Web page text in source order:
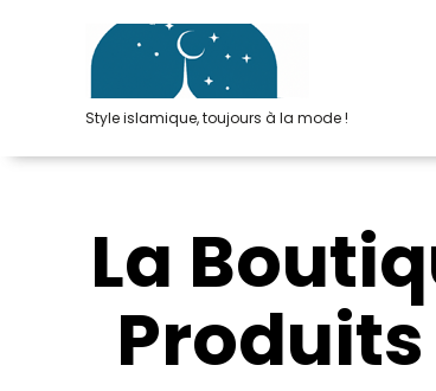
Style islamique, toujours à la mode !
La